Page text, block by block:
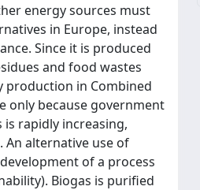
energy sources must
in Europe, instead
Since it is produced
and food wastes
production in Combined
only because government
rapidly increasing,
An alternative use of
of a process
Biogas is purified